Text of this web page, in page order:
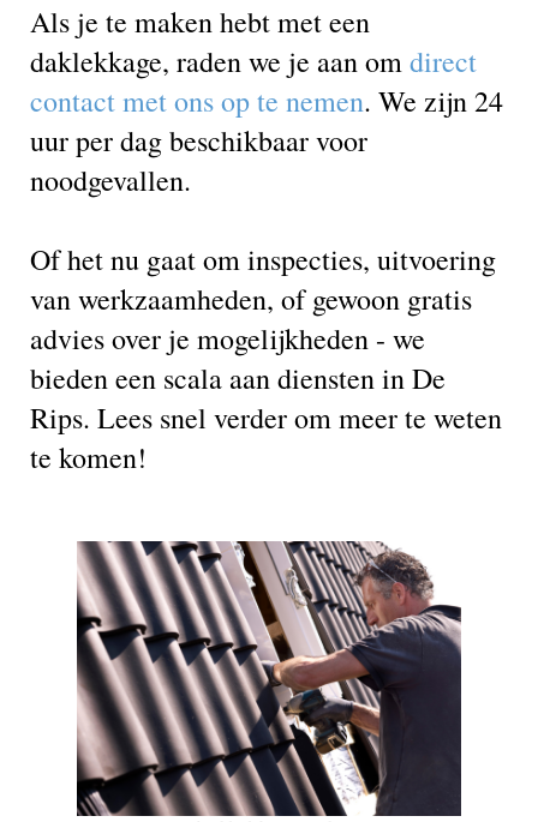
Als je te maken hebt met een
daklekkage, raden we je aan omdirect
contact met ons op te nemen. We zijn 24
uur per dag beschikbaar voor
noodgevallen.
Of het nu gaat om inspecties, uitvoering
van werkzaamheden, of gewoon gratis
advies over je mogelijkheden - we
bieden een scala aan diensten in De
Rips. Lees snel verder om meer te weten
te komen!